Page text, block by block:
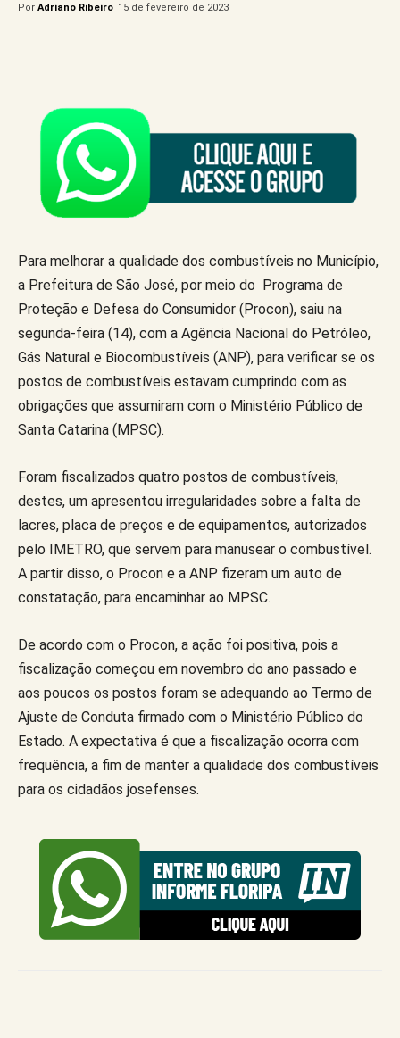
Por Adriano Ribeiro 15 de fevereiro de 2023
Para melhorar a qualidade dos combustíveis no Município,
a Prefeitura de São José, por meio do Programa de
Proteção e Defesa do Consumidor (Procon), saiu na
segunda-feira (14), com a Agência Nacional do Petróleo,
Gás Natural e Biocombustíveis (ANP), para verificar se os
postos de combustíveis estavam cumprindo com as
obrigações que assumiram com o Ministério Público de
Santa Catarina (MPSC).
Foram fiscalizados quatro postos de combustíveis,
destes, um apresentou irregularidades sobre a falta de
lacres, placa de preços e de equipamentos, autorizados
pelo IMETRO, que servem para manusear o combustível.
A partir disso, o Procon e a ANP fizeram um auto de
constatação, para encaminhar ao MPSC.
De acordo com o Procon, a ação foi positiva, pois a
fiscalização começou em novembro do ano passado e
aos poucos os postos foram se adequando ao Termo de
Ajuste de Conduta firmado com o Ministério Público do
Estado. A expectativa é que a fiscalização ocorra com
frequência, a fim de manter a qualidade dos combustíveis
para os cidadãos josefenses.